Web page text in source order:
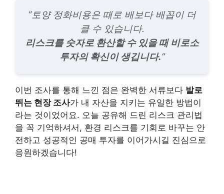
“토양 정화비용은 때로 배보다 배꼽이 더
클 수 있습니다.
리스크를 숫자로 환산할 수 있을 때 비로소
투자의 확신이 생깁니다.”
이번 조사를 통해 느낀 점은 완벽한 서류보다 발로
뛰는 현장 조사가 내 자산을 지키는 유일한 방법이
라는 것이었어요. 오늘 공유해 드린 리스크 관리법
을 꼭 기억하셔서, 환경 리스크를 기회로 바꾸는 안
전하고 성공적인 공매 투자를 이어가시길 진심으로
응원하겠습니다!